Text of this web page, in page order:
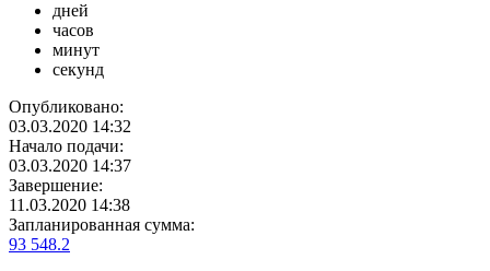
дней
часов
минут
секунд
Опубликовано:
03.03.2020 14:32
Начало подачи:
03.03.2020 14:37
Завершение:
11.03.2020 14:38
Запланированная сумма:
93 548.2